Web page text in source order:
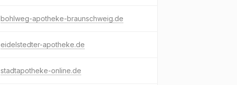
bohlweg-apotheke-braunschweig.de
eidelstedter-apotheke.de
stadtapotheke-online.de